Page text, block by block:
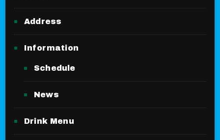
Address
Information
Schedule
News
Drink Menu